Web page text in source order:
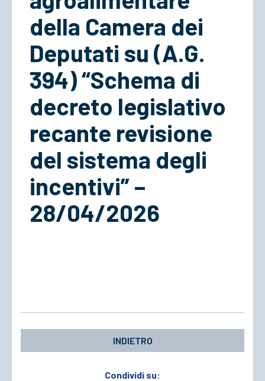
della Camera dei
Deputati su (A.G.
394) “Schema di
decreto legislativo
recante revisione
del sistema degli
incentivi” –
28/04/2026
INDIETRO
Condividi su: